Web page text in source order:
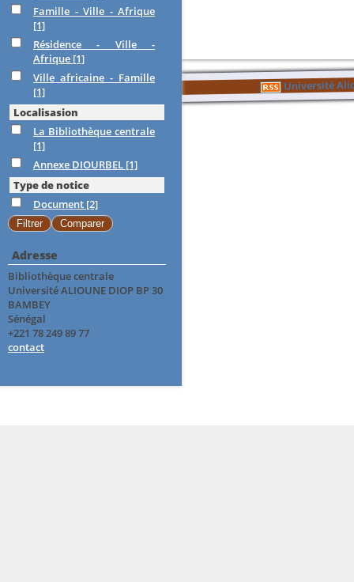
Université
Famille - Ville - Afrique
[1]
Résidence - Ville -
Afrique [1]
Ville africaine - Famille
[1]
Localisasion
La Bibliothèque centrale
[1]
Annexe DIOURBEL [1]
Type de notice
Document [2]
Adresse
Bibliothèque centrale
Université ALIOUNE DIOP BP 30
BAMBEY
Sénégal
+221 78 249 89 77
contact